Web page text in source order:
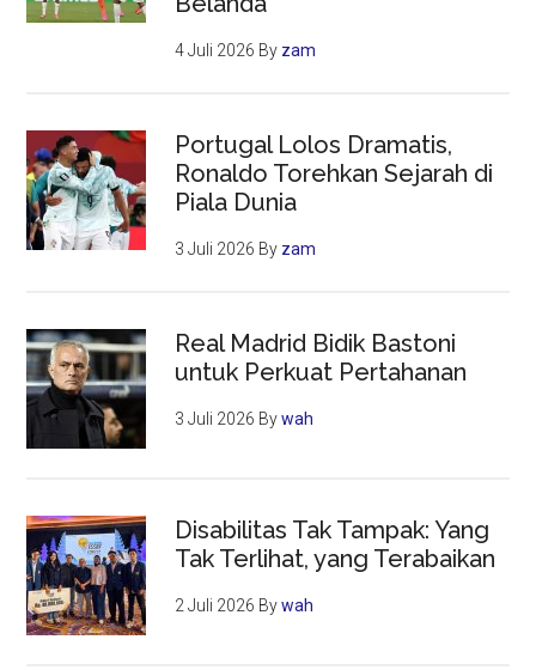
4 Juli 2026 By zam
Portugal Lolos Dramatis,
Ronaldo Torehkan Sejarah di
Piala Dunia
3 Juli 2026 By zam
Real Madrid Bidik Bastoni
untuk Perkuat Pertahanan
3 Juli 2026 Bywah
Disabilitas Tak Tampak: Yang
Tak Terlihat, yang Terabaikan
2 Juli 2026 Bywah